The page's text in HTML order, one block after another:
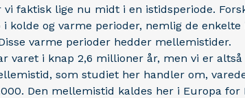
faktisk lige nu midt i en istidsperiode.
kolde og varme perioder, nemlig de enkelte
varme perioder hedder mellemistider.
varet i knap 2,6 millioner år, men vi er
som studiet her handler om,
Den mellemistid kaldes her i Europa for